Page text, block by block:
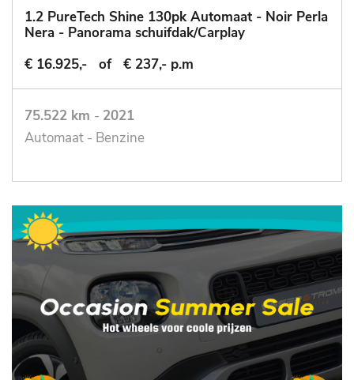
1.2 PureTech Shine 130pk Automaat - Noir Perla
Nera - Panorama schuifdak/Carplay
€ 16.925,-
of € 237,- p.m
75.522 km - 2021
Automaat - Benzine